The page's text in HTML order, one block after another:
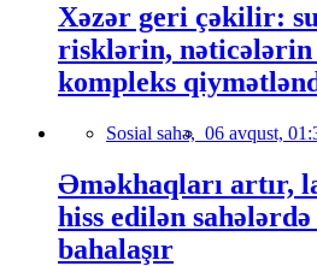
Xəzər geri çəkilir:
risklərin,
kompleks
Sosial sahə, 06 avqust,
Əməkhaqları artır,
hiss edilən
bahalaşır